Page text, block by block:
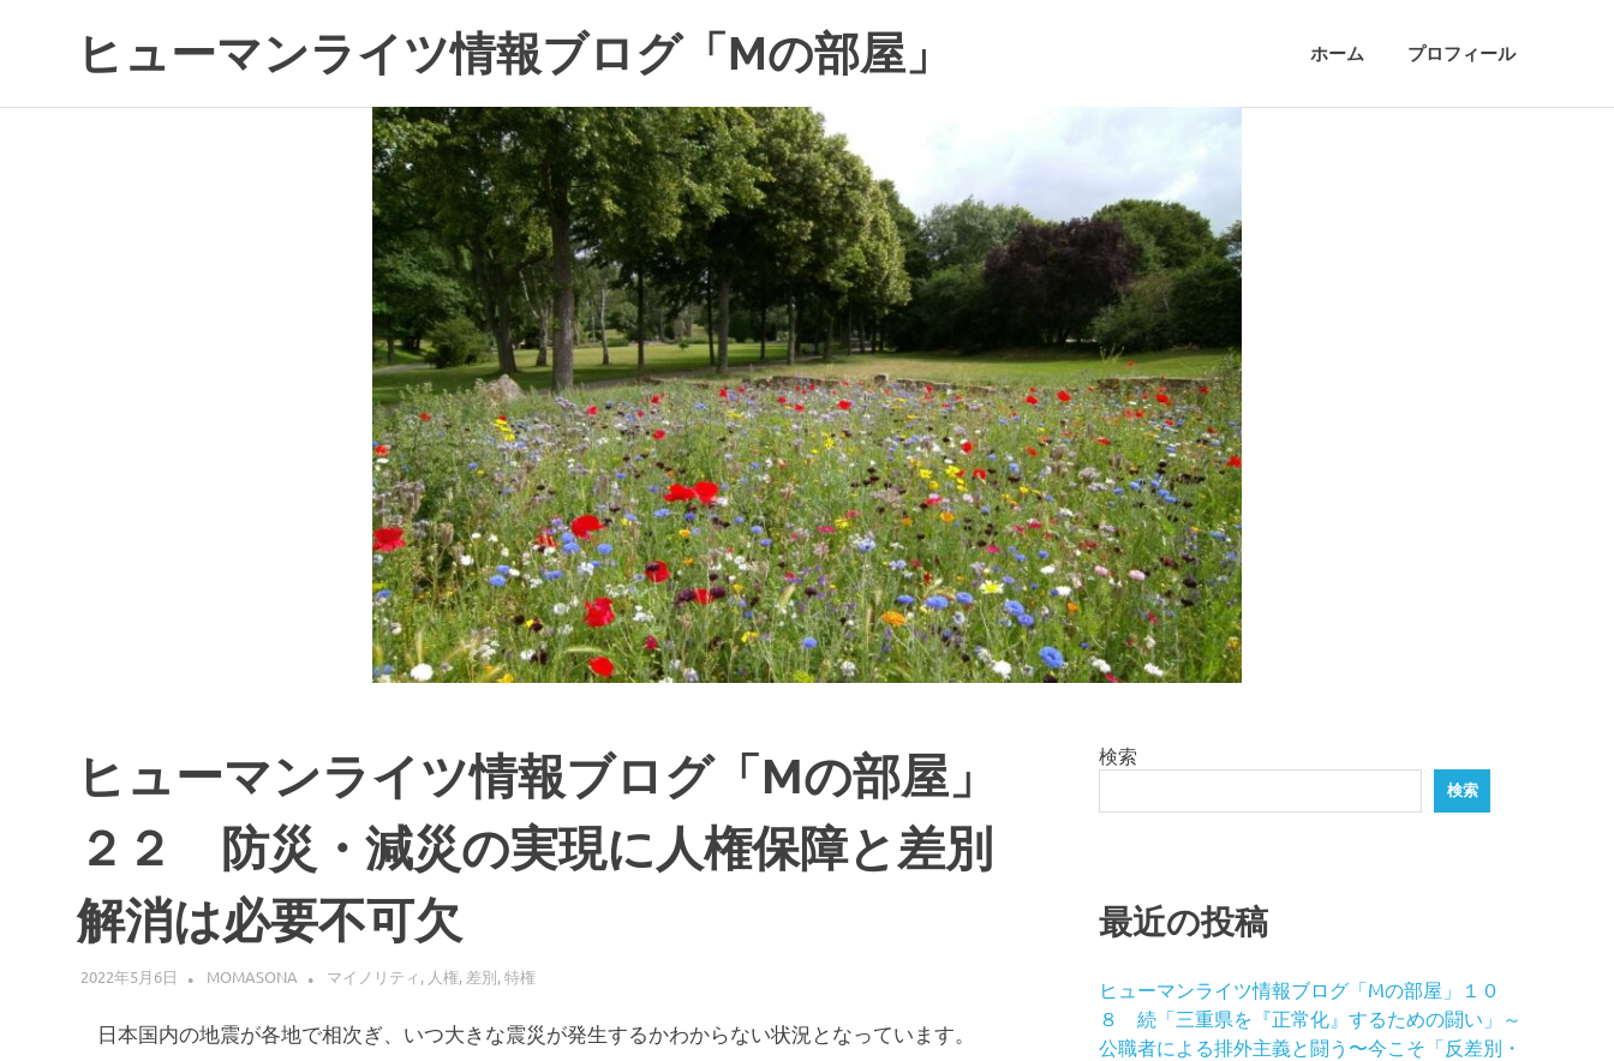
ヒューマンライツ情報ブログ「Mの部屋」 ホーム プロフィール
ヒューマンライツ情報ブログ「Mの部屋」
２２ 防災・減災の実現に人権保障と差別
解消は必要不可欠
2022年5月6日 MOMASONA マイノリティ , 人権, 差別,特権
日本国内の地震が各地で相次ぎ、いつ大きな震災が発生するかわからない状況となっています。
検索
検索
最近の投稿
ヒューマンライツ情報ブログ「Mの部屋」１０
８ 続「三重県を『正常化』するための闘い」～
公職者による排外主義と闘う〜今こそ「反差別・